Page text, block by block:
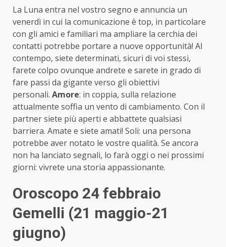
La Luna entra nel vostro segno e annuncia un
venerdì in cui la comunicazione è top, in particolare
con gli amici e familiari ma ampliare la cerchia dei
contatti potrebbe portare a nuove opportunità! Al
contempo, siete determinati, sicuri di voi stessi,
farete colpo ovunque andrete e sarete in grado di
fare passi da gigante verso gli obiettivi
personali. Amore: in coppia, sulla relazione
attualmente soffia un vento di cambiamento. Con il
partner siete più aperti e abbattete qualsiasi
barriera. Amate e siete amati! Soli: una persona
potrebbe aver notato le vostre qualità. Se ancora
non ha lanciato segnali, lo farà oggi o nei prossimi
giorni: vivrete una storia appassionante.
Oroscopo 24 febbraio
Gemelli (21 maggio-21
giugno)